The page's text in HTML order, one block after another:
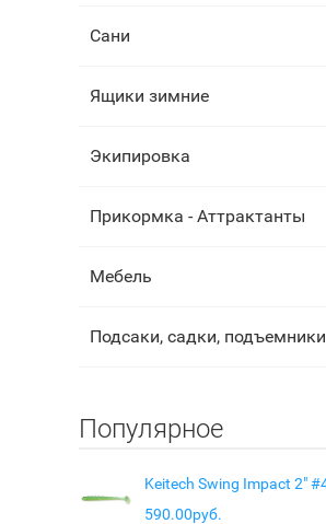
Сани
Ящики зимние
Экипировка
Прикормка - Аттрактанты
Мебель
Подсаки, садки, подъемники
Популярное
590.00руб.